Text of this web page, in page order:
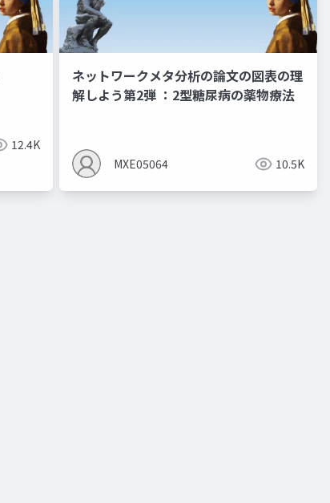
12.4K
ネットワークメタ分析の論文の図表の理
解しよう第2弾 ：2型糖尿病の薬物療法
MXE05064 10.5K